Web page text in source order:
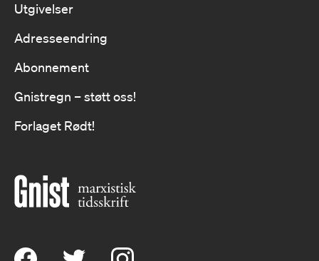
Utgivelser
Adresseendring
Abonnement
Gnistregn – støtt oss!
Forlaget Rødt!